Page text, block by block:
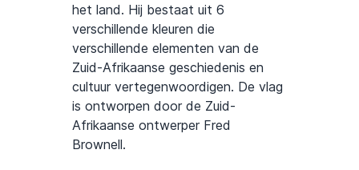
het land. Hij bestaat uit 6
verschillende kleuren die
verschillende elementen van de
Zuid-Afrikaanse geschiedenis en
cultuur vertegenwoordigen. De vlag
is ontworpen door de Zuid-
Afrikaanse ontwerper Fred
Brownell.